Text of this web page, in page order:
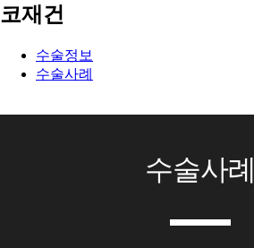
코재건
수술정보
수술사례
수술사례